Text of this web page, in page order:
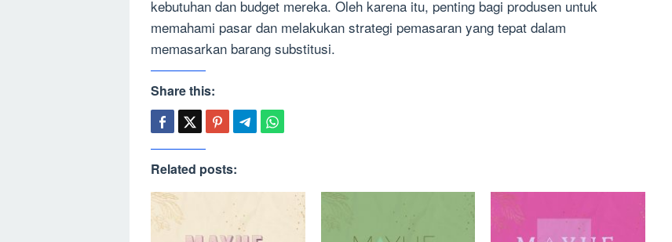
kebutuhan dan budget mereka. Oleh karena itu, penting bagi produsen untuk
memahami pasar dan melakukan strategi pemasaran yang tepat dalam
memasarkan barang substitusi.
Share this:
Related posts: